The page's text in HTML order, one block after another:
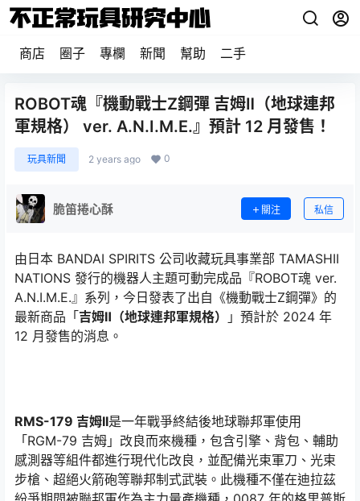
商店 圈子 專欄 新聞 幫助 二手
ROBOT魂『機動戰士Z鋼彈 吉姆Ⅱ（地球連邦
軍規格） ver. A.N.I.M.E.』預計 12 月發售！
玩具新聞 2 years ago 0
脆笛捲心酥 關注 私信
由日本 BANDAI SPIRITS 公司收藏玩具事業部 TAMASHII
NATIONS 發行的機器人主題可動完成品『ROBOT魂 ver.
A.N.I.M.E.』系列，今日發表了出自《機動戰士Z鋼彈》的
最新商品「吉姆Ⅱ（地球連邦軍規格）
」預計於 2024 年
12 月發售的消息。
RMS-179 吉姆II是一年戰爭終結後地球聯邦軍使用
「RGM-79 吉姆」改良而來機種，包含引擎、背包、輔助
感測器等組件都進行現代化改良，並配備光束軍刀、光束
步槍、超絕火箭砲等聯邦制式武裝。此機種不僅在迪拉茲